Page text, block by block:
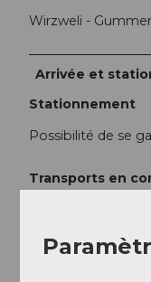
Wirzweli -
Arrivée et
Stationnement
Possibilité de se
Transports en